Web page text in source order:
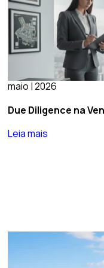
maio | 2026
Due Diligence na
Leia mais